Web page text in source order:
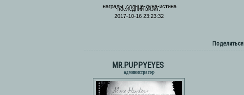
последний визит:
2017-10-16 23:23:32
награды: солнце-луна-истина
Поделиться
MR.PUPPYEYES
администратор